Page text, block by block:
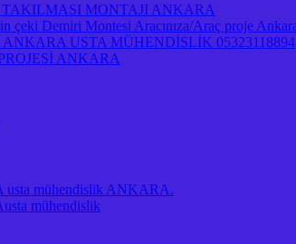
TAKILMASI MONTAJI ANKARA
Demiri Montesi Aracınıza/Araç proje
USTA MÜHENDİSLİK 05323118894
ANKARA
usta mühendislik ANKARA.
mühendislik